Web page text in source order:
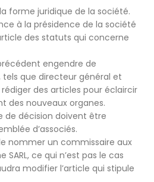
forme juridique de la société.
à la présidence de la société
des statuts qui concerne
engendre de
tels que directeur général et
rédiger des articles pour éclaircir
des nouveaux organes.
de décision doivent être
d’associés.
nommer un commissaire aux
ce qui n’est pas le cas
modifier l’article qui stipule